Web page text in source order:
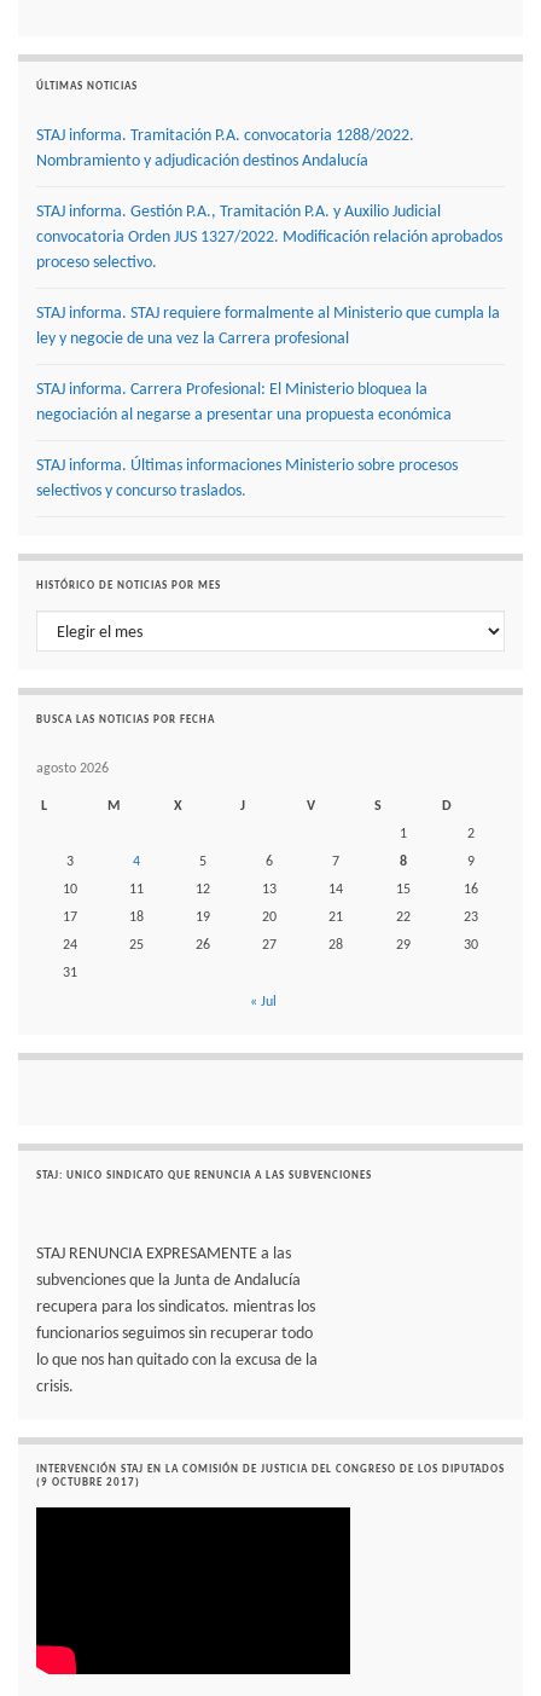
ÚLTIMAS NOTICIAS
STAJ informa. Tramitación P.A. convocatoria 1288/2022.
Nombramiento y adjudicación destinos Andalucía
STAJ informa. Gestión P.A., Tramitación P.A. y Auxilio Judicial
convocatoria Orden JUS 1327/2022. Modificación relación aprobados
proceso selectivo.
STAJ informa. STAJ requiere formalmente al Ministerio que cumpla la
ley y negocie de una vez la Carrera profesional
STAJ informa. Carrera Profesional: El Ministerio bloquea la
negociación al negarse a presentar una propuesta económica
STAJ informa. Últimas informaciones Ministerio sobre procesos
selectivos y concurso traslados.
HISTÓRICO DE NOTICIAS POR MES
Histórico de noticias por mes
BUSCA LAS NOTICIAS POR FECHA
agosto 2026
L M X J V S
D
1
2
3
4 5 6 7 8
9
10
11 12 13 14 15
16
17
18 19 20 21 22
23
24
25 26 27 28 29
30
31
« Jul
STAJ: UNICO SINDICATO QUE RENUNCIA A LAS SUBVENCIONES
STAJ RENUNCIA EXPRESAMENTE a las
subvenciones que la Junta de Andalucía
recupera para los sindicatos. mientras los
funcionarios seguimos sin recuperar todo
lo que nos han quitado con la excusa de la
crisis.
INTERVENCIÓN STAJ EN LA COMISIÓN DE JUSTICIA DEL CONGRESO DE LOS DIPUTADOS
(9 OCTUBRE 2017)